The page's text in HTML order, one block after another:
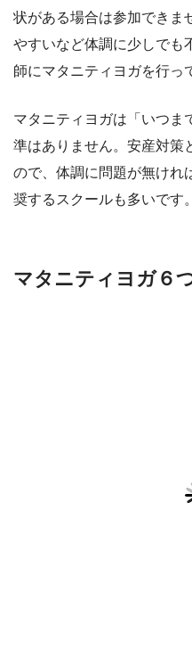
状がある場合は参加できま
やすいなど体調に少しでも
師にマタニティヨガを行っ
マタニティヨガは「いつま
準はありません。安産対策
ので、体調に問題が無けれ
奨するスクールも多いです。
マタニティヨガ６